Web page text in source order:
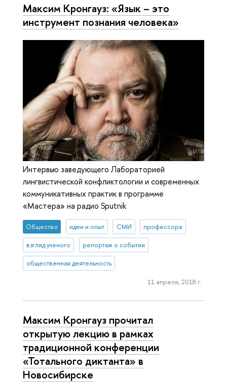
Максим Кронгауз: «Язык – это
инструмент познания человека»
Интервью заведующего Лабораторией
лингвистической конфликтологии и современных
коммуникативных практик в программе
«Мастера» на радио Sputnik
Общество идеи и опыт СМИ профессора
взгляд ученого репортаж о событии
общественная деятельность
11 апреля, 2018 г.
Максим Кронгауз прочитал
открытую лекцию в рамках
традиционной конференции
«Тотального диктанта» в
Новосибирске